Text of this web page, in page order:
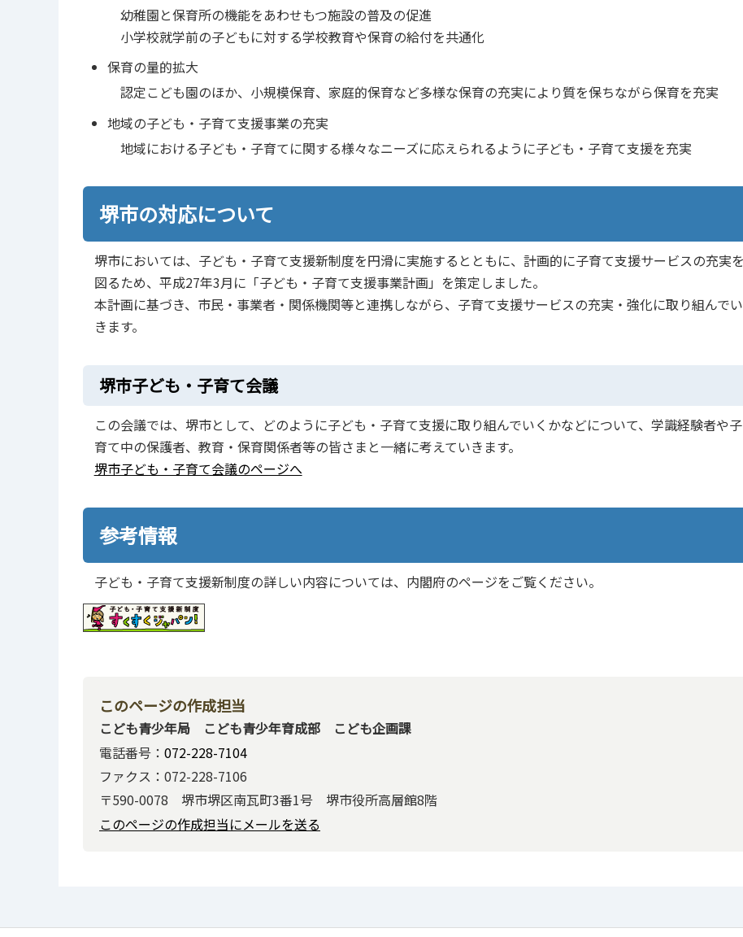
幼稚園と保育所の機能をあわせもつ施設の普及の促進
小学校就学前の子どもに対する学校教育や保育の給付を共通化
保育の量的拡大
認定こども園のほか、小規模保育、家庭的保育など多様な保育の充実により質を保ちながら保育を充実
地域の子ども・子育て支援事業の充実
地域における子ども・子育てに関する様々なニーズに応えられるように子ども・子育て支援を充実
堺市の対応について
堺市においては、子ども・子育て支援新制度を円滑に実施するとともに、計画的に子育て支援サービスの充実を
図るため、平成27年3月に「子ども・子育て支援事業計画」を策定しました。
本計画に基づき、市民・事業者・関係機関等と連携しながら、子育て支援サービスの充実・強化に取り組んでい
きます。
堺市子ども・子育て会議
この会議では、堺市として、どのように子ども・子育て支援に取り組んでいくかなどについて、学識経験者や子
育て中の保護者、教育・保育関係者等の皆さまと一緒に考えていきます。
堺市子ども・子育て会議のページへ
参考情報
子ども・子育て支援新制度の詳しい内容については、内閣府のページをご覧ください。
このページの作成担当
こども青少年局 こども青少年育成部 こども企画課
電話番号： 072-228-7104
ファクス：072-228-7106
〒590-0078 堺市堺区南瓦町3番1号 堺市役所高層館8階
このページの作成担当にメールを送る